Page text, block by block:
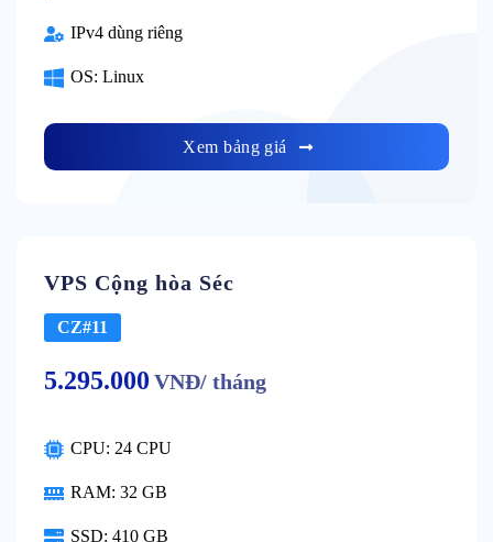
IPv4 dùng riêng
OS: Linux
Xem bảng giá
VPS Cộng hòa Séc
CZ#11
5.295.000 VNĐ/ tháng
CPU: 24 CPU
RAM: 32 GB
SSD: 410 GB